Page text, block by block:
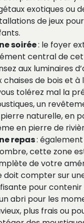
exotiques ou
de jeux
soirée: le foyer
central de
aux luminaires
chaises de bois et à
tolérez mal la
un
naturelle, en
en pierre de
repas:
cette zone
de votre
doit compter sur
pour contenir
abri pour les
plus frais ou